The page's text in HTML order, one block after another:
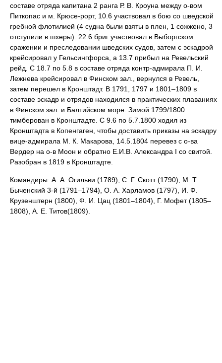
составе отряда капитана 2 ранга Р. В. Кроуна между о-вом
Питкопас и м. Крюсе-рорт, 10.6 участвовал в бою со шведской
гребной флотилией (4 судна были взяты в плен, 1 сожжено, 3
отступили в шхеры). 22.6 бриг участвовал в Выборгском
сражении и преследовании шведских судов, затем с эскадрой
крейсировал у Гельсингфорса, а 13.7 прибыл на Ревельский
рейд. С 18.7 по 5.8 в составе отряда контр-адмирала П. И.
Лежнева крейсировал в Финском зал., вернулся в Ревель,
затем перешел в Кронштадт. В 1791, 1797 и 1801–1809 в
составе эскадр и отрядов находился в практических плаваниях
в Финском зал. и Балтийском море. Зимой 1799/1800
тимберован в Кронштадте. С 9.6 по 5.7.1800 ходил из
Кронштадта в Копенгаген, чтобы доставить приказы на эскадру
вице-адмирала М. К. Макарова, 14.5.1804 перевез с о-ва
Вердер на о-в Моон и обратно Е.И.В. Александра I со свитой.
Разобран в 1819 в Кронштадте.
Командиры: А. А. Огильви (1789), С. Г. Скотт (1790), М. Т.
Быченский 3-й (1791–1794), О. А. Харламов (1797), И. Ф.
Крузенштерн (1800), Ф. И. Цац (1801–1804), Г. Мофет (1805–
1808), А. Е. Титов(1809).